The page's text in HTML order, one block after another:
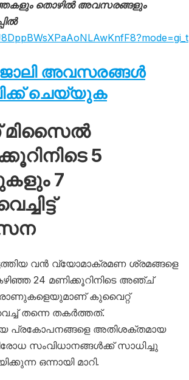
തൊഴിൽ അവസരങ്ങളും
അവസരങ്ങൾ
ചെയ്യുക
മിസൈൽ
5
7
വൻ വ്യോമാക്രമണ ശ്രമങ്ങളെ
24 മണിക്കൂറിനിടെ അഞ്ച്
കുവൈറ്റ്
തന്നെ തകർത്തത്.
പ്രകോപനങ്ങളെ അതിശക്തമായ
സംവിധാനങ്ങൾക്ക് സാധിച്ചു
ഒന്നായി മാറി.